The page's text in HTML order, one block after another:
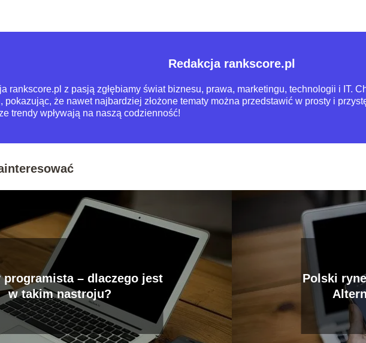
Redakcja rankscore.pl
rankscore.pl z pasją zgłębiamy świat biznesu, prawa, marketingu, technologii i IT.
pokazując, że nawet najbardziej złożone tematy można przedstawić w prosty i
trendy wpływają na naszą codzienność!
programista – dlaczego jest
w takim nastroju?
Polski